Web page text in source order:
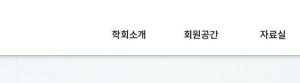
학회소개 회원공간 자료실